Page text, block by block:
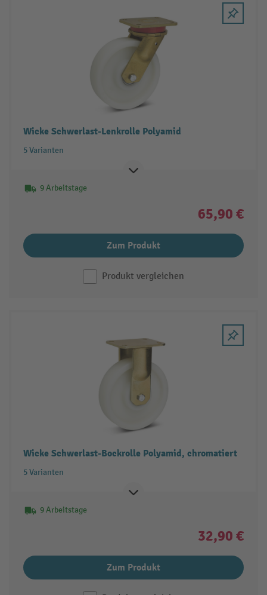
Wicke Schwerlast-Lenkrolle Polyamid
5 Varianten
9 Arbeitstage
65,90 €
Zum Produkt
Produkt vergleichen
Wicke Schwerlast-Bockrolle Polyamid, chromatiert
5 Varianten
9 Arbeitstage
32,90 €
Zum Produkt